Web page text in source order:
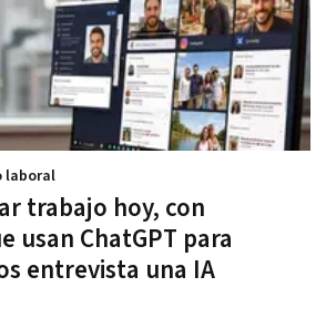
trabajo hoy, con
usan ChatGPT para
entrevista una IA
laboral